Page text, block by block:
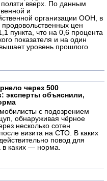
вверх. По данным
и
организации ООН, в
цен
пункта, что на 0,6 процента
показателя и на один
уровень прошлого
через 500
эксперты объяснили,
с подозрением
обнаруживая чёрное
несколько сотен
визита на СТО. В каких
повод для
в каких — норма.